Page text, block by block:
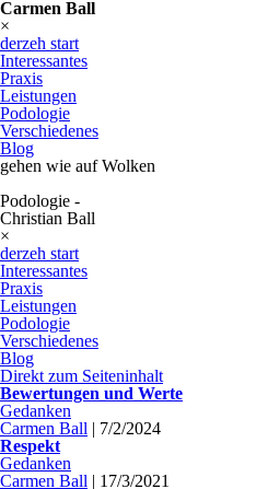
Carmen Ball
×
derzeh start
Interessantes
Praxis
Leistungen
Podologie
Verschiedenes
Blog
gehen wie auf Wolken
Podologie -
Christian Ball
×
derzeh start
Interessantes
Praxis
Leistungen
Podologie
Verschiedenes
Blog
Direkt zum Seiteninhalt
Bewertungen und Werte
Gedanken
Carmen Ball | 7/2/2024
Respekt
Gedanken
Carmen Ball | 17/3/2021